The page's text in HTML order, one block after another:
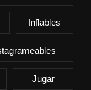
Inflables
Jugar